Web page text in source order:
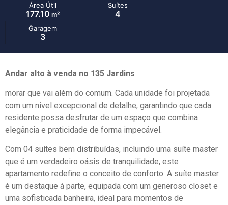
Área Útil
177.10 m²
Suítes
4
Garagem
3
Andar alto à venda no 135 Jardins
morar que vai além do comum. Cada unidade foi projetada
com um nível excepcional de detalhe, garantindo que cada
residente possa desfrutar de um espaço que combina
elegância e praticidade de forma impecável.
Com 04 suítes bem distribuídas, incluindo uma suíte master
que é um verdadeiro oásis de tranquilidade, este
apartamento redefine o conceito de conforto. A suíte master
é um destaque à parte, equipada com um generoso closet e
uma sofisticada banheira, ideal para momentos de